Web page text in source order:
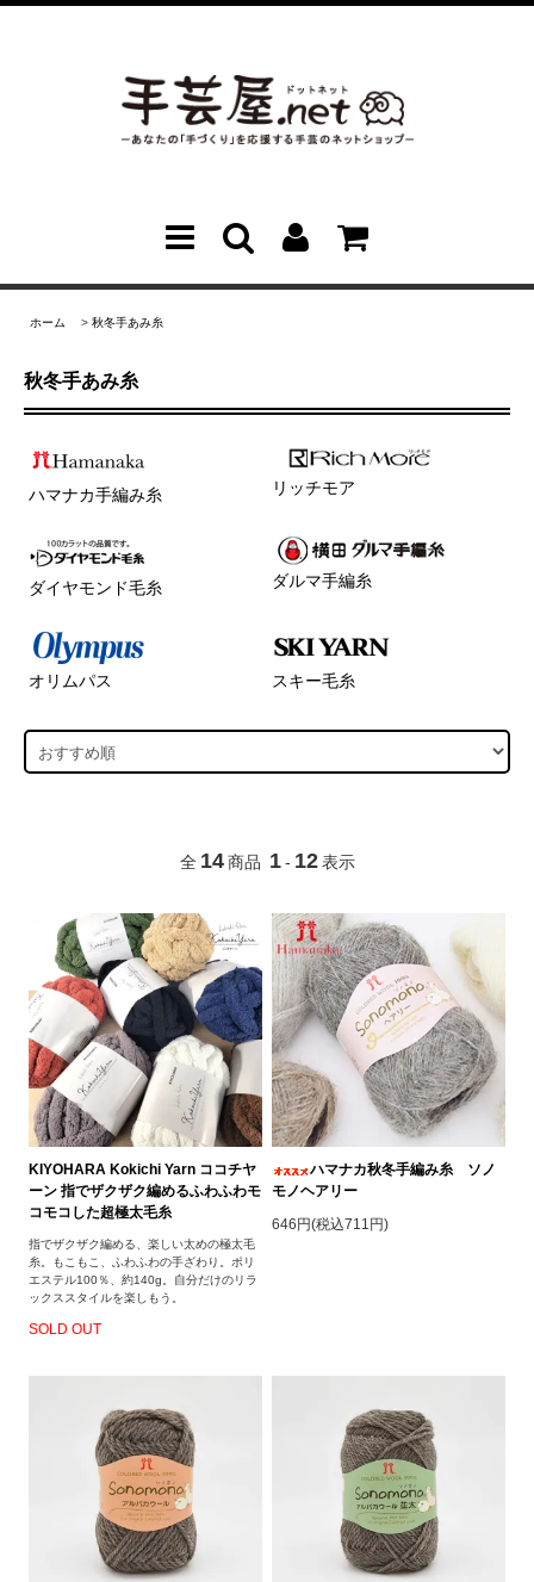
ホーム > 秋冬手あみ糸
秋冬手あみ糸
ハマナカ手編み糸 リッチモア
ダイヤモンド毛糸 ダルマ手編糸
オリムパス スキー毛糸
全 14 商品 1 - 12 表示
KIYOHARA Kokichi Yarn ココチヤ
ーン 指でザクザク編めるふわふわモ
コモコした超極太毛糸
指でザクザク編める、楽しい太めの極太毛
糸。もこもこ、ふわふわの手ざわり。ポリ
エステル100％、約140g。自分だけのリラ
ックススタイルを楽しもう。
SOLD OUT
ハマナカ秋冬手編み糸 ソノ
モノヘアリー
646円(税込711円)